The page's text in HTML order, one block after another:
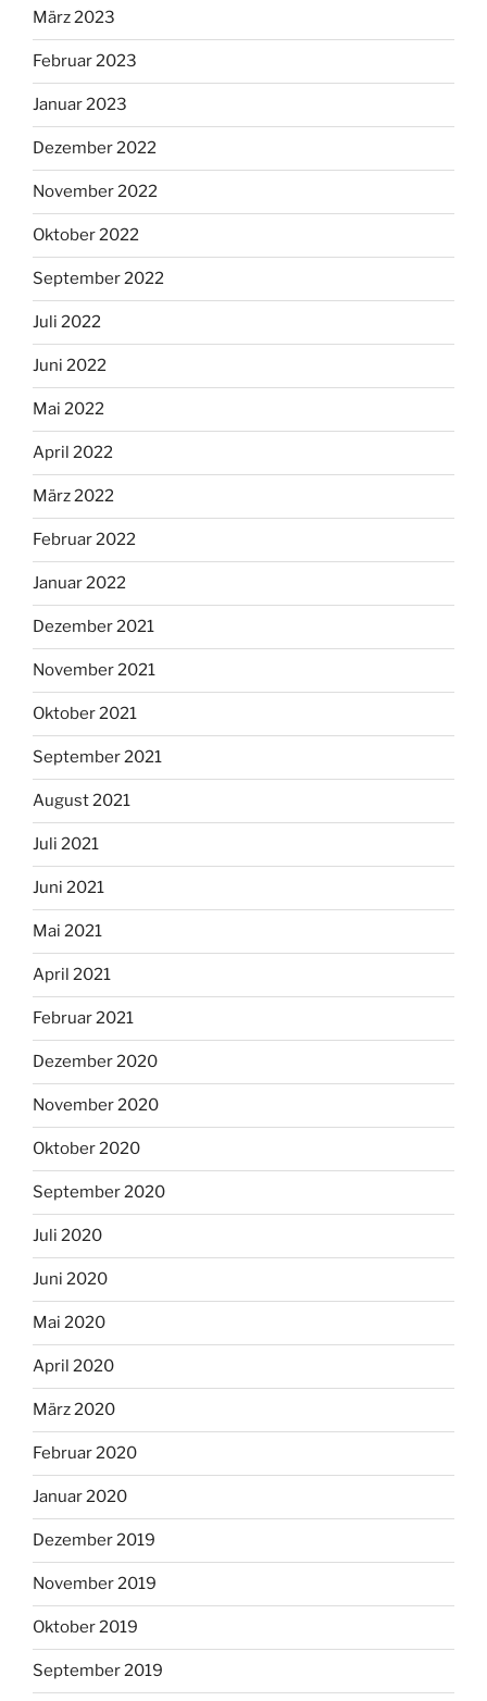
März 2023
Februar 2023
Januar 2023
Dezember 2022
November 2022
Oktober 2022
September 2022
Juli 2022
Juni 2022
Mai 2022
April 2022
März 2022
Februar 2022
Januar 2022
Dezember 2021
November 2021
Oktober 2021
September 2021
August 2021
Juli 2021
Juni 2021
Mai 2021
April 2021
Februar 2021
Dezember 2020
November 2020
Oktober 2020
September 2020
Juli 2020
Juni 2020
Mai 2020
April 2020
März 2020
Februar 2020
Januar 2020
Dezember 2019
November 2019
Oktober 2019
September 2019